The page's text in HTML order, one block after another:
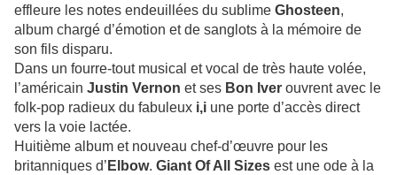
effleure les notes endeuillées du sublime Ghosteen,
album chargé d’émotion et de sanglots à la mémoire de
son fils disparu.
Dans un fourre-tout musical et vocal de très haute volée,
l’américain Justin Vernon et ses Bon Iver ouvrent avec le
folk-pop radieux du fabuleux i,i une porte d’accès direct
vers la voie lactée.
Huitième album et nouveau chef-d’œuvre pour les
britanniques d’ Elbow. Giant Of All Sizes est une ode à la